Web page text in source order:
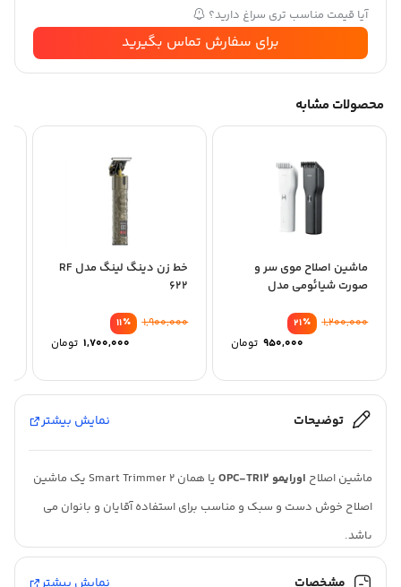
آیا قیمت مناسب تری سراغ دارید؟
برای سفارش تماس بگیرید
محصولات مشابه
ماشین اصلاح موی سر و
صورت شیائومی مدل
٪21 1,200,000
قیمت
اصلی:
بود.
950,000 تومان
قیمت
فعلی:
950,000 تومان.
خط زن دینگ لینگ مدل RF
622
٪11
1,900,000
1,700,000 تومان
توضیحات نمایش بیشتر
ماشین اصلاح اورایمو OPC-TR12
یا همان Smart Trimmer 2 یک ماشین
اصلاح خوش دست و سبک و مناسب برای استفاده آقایان و بانوان می
باشد.